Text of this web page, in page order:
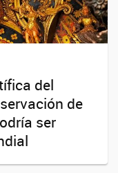
del
de
ser